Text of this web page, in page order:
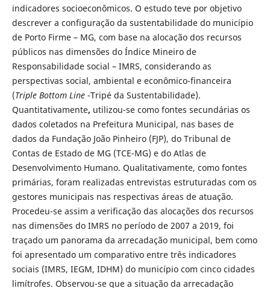
indicadores socioeconômicos. O estudo teve por objetivo
descrever a configuração da sustentabilidade do município
de Porto Firme – MG, com base na alocação dos recursos
públicos nas dimensões do Índice Mineiro de
Responsabilidade social – IMRS, considerando as
perspectivas social, ambiental e econômico-financeira
(Triple Bottom Line-Tripé da Sustentabilidade).
Quantitativamente, utilizou-se como fontes secundárias os
dados coletados na Prefeitura Municipal, nas bases de
dados da Fundação João Pinheiro (FJP), do Tribunal de
Contas de Estado de MG (TCE-MG) e do Atlas de
Desenvolvimento Humano. Qualitativamente, como fontes
primárias, foram realizadas entrevistas estruturadas com os
gestores municipais nas respectivas áreas de atuação.
Procedeu-se assim a verificação das alocações dos recursos
nas dimensões do IMRS no período de 2007 a 2019, foi
traçado um panorama da arrecadação municipal, bem como
foi apresentado um comparativo entre três indicadores
sociais (IMRS, IEGM, IDHM) do município com cinco cidades
limítrofes. Observou-se que a situação da arrecadação